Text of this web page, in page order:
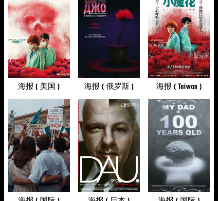
海报 ( 美国 ) 海报 ( 俄罗斯 ) 海报 ( Taiwan )